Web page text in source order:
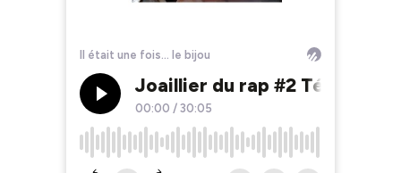
Il était une fois... le bijou
Joaillier du rap #2
00:00 / 30:05